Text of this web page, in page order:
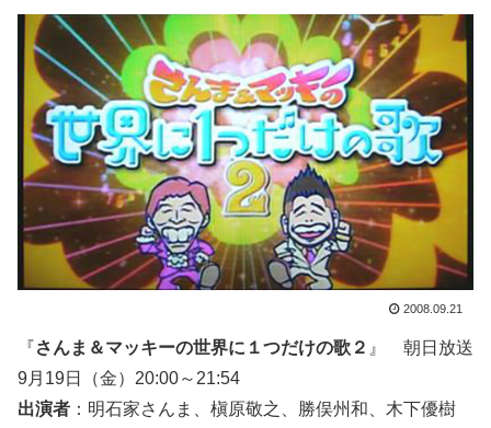
2008.09.21
『さんま＆マッキーの世界に１つだけの歌２ 』 朝日放送
9月19日（金）20:00～21:54
出演者 ：明石家さんま、槇原敬之、勝俣州和、木下優樹